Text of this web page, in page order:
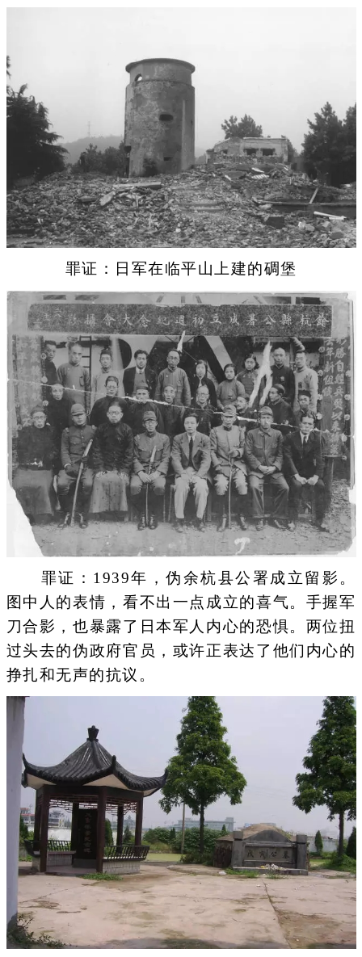
罪证：日军在临平山上建的碉堡
罪证：1939年，伪余杭县公署成立留影。
图中人的表情，看不出一点成立的喜气。手握军
刀合影，也暴露了日本军人内心的恐惧。两位扭
过头去的伪政府官员，或许正表达了他们内心的
挣扎和无声的抗议。